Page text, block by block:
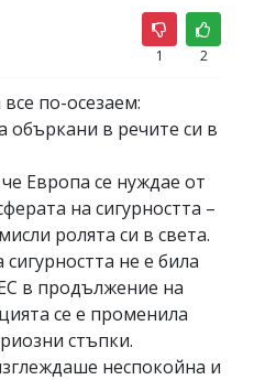
1 2
по-осезаем:
объркани в речите си в
Европа се нуждае от
на сигурността –
ролята си в света.
не е била
в продължение на
се е променила
стъпки.
неспокойна и